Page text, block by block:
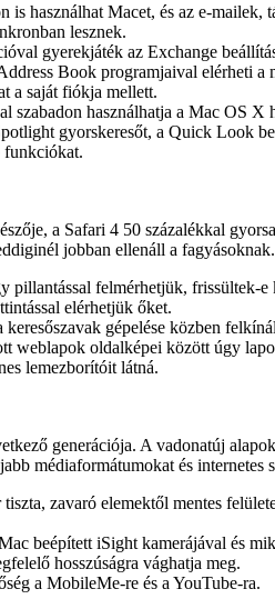
is használhat Macet, és az e-mailek,
lesznek.
gyerekjáték az Exchange
Book programjaival elérheti a
a saját fiókja mellett.
szabadon használhatja a Mac OS X
gyorskeresőt, a Quick Look
funkciókat.
a Safari 4 50 százalékkal
jobban ellenáll a fagyásoknak.
pillantással felmérhetjük, frissültek-e
elérhetjük őket.
gépelése közben
weblapok oldalképei között úgy
lemezborítóit látná.
generációja. A vadonatúj
médiaformátumokat és internetes
zavaró elemektől mentes
beépített iSight kamerájával és
hosszúságra vághatja meg.
a MobileMe-re és a YouTube-ra.